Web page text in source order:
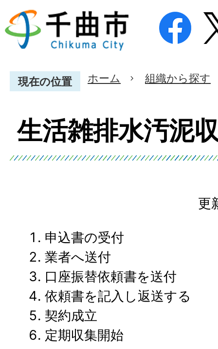
現在の位置 ホーム 組織から探す
生活雑排水汚泥
更
申込書の受付
業者へ送付
口座振替依頼書を送付
依頼書を記入し返送する
契約成立
定期収集開始